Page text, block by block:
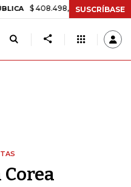
$ 408.498,97 +$ 8.753,81 +2,19%
SUSCRÍBASE
Corea